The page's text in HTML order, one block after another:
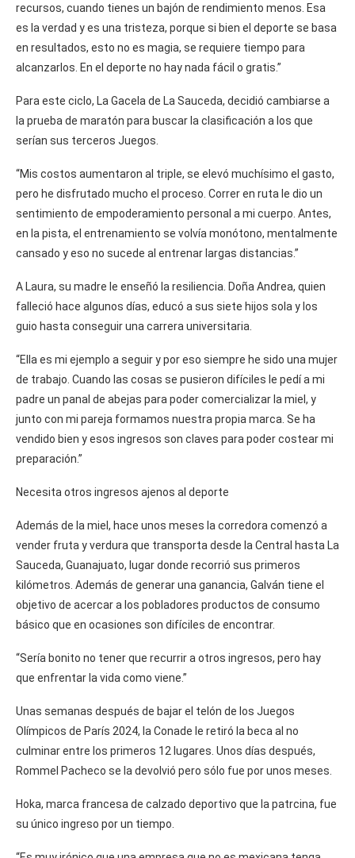
recursos, cuando tienes un bajón de rendimiento menos. Esa
es la verdad y es una tristeza, porque si bien el deporte se basa
en resultados, esto no es magia, se requiere tiempo para
alcanzarlos. En el deporte no hay nada fácil o gratis.”
Para este ciclo, La Gacela de La Sauceda, decidió cambiarse a
la prueba de maratón para buscar la clasificación a los que
serían sus terceros Juegos.
“Mis costos aumentaron al triple, se elevó muchísimo el gasto,
pero he disfrutado mucho el proceso. Correr en ruta le dio un
sentimiento de empoderamiento personal a mi cuerpo. Antes,
en la pista, el entrenamiento se volvía monótono, mentalmente
cansado y eso no sucede al entrenar largas distancias.”
A Laura, su madre le enseñó la resiliencia. Doña Andrea, quien
falleció hace algunos días, educó a sus siete hijos sola y los
guio hasta conseguir una carrera universitaria.
“Ella es mi ejemplo a seguir y por eso siempre he sido una mujer
de trabajo. Cuando las cosas se pusieron difíciles le pedí a mi
padre un panal de abejas para poder comercializar la miel, y
junto con mi pareja formamos nuestra propia marca. Se ha
vendido bien y esos ingresos son claves para poder costear mi
preparación.”
Necesita otros ingresos ajenos al deporte
Además de la miel, hace unos meses la corredora comenzó a
vender fruta y verdura que transporta desde la Central hasta La
Sauceda, Guanajuato, lugar donde recorrió sus primeros
kilómetros. Además de generar una ganancia, Galván tiene el
objetivo de acercar a los pobladores productos de consumo
básico que en ocasiones son difíciles de encontrar.
“Sería bonito no tener que recurrir a otros ingresos, pero hay
que enfrentar la vida como viene.”
Unas semanas después de bajar el telón de los Juegos
Olímpicos de París 2024, la Conade le retiró la beca al no
culminar entre los primeros 12 lugares. Unos días después,
Rommel Pacheco se la devolvió pero sólo fue por unos meses.
Hoka, marca francesa de calzado deportivo que la patrcina, fue
su único ingreso por un tiempo.